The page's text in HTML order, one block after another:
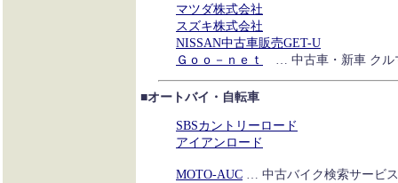
マツダ株式会社
スズキ株式会社
NISSAN中古車販売GET-U
Ｇｏｏ－ｎｅｔ
… 中古車・新車 クル
■オートバイ・自転車
SBSカントリーロード
アイアンロード
MOTO-AUC … 中古バイク検索サービス